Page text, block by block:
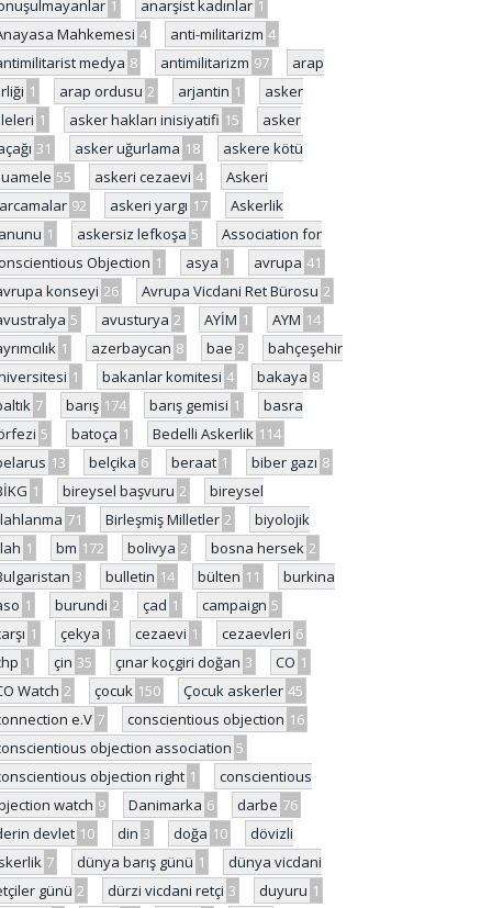
1 anarşist kadınlar 1
Mahkemesi 4 anti-militarizm 4
medya 8 antimilitarizm 97
arap
1 arap ordusu 2 arjantin 1
asker
1 asker hakları inisiyatifi 15
asker
31 asker uğurlama 18
askere kötü
55 askeri cezaevi 4
Askeri
92 askeri yargı 17
Askerlik
1 askersiz lefkoşa 5
Association for
Objection 1 asya 1 avrupa 41
konseyi 26 Avrupa Vicdani Ret Bürosu 2
5 avusturya 2 AYİM 1 AYM 14
1 azerbaycan 8 bae 2
bahçeşehir
1 bakanlar komitesi 4 bakaya 8
7 barış 174 barış gemisi 1
basra
5 batoça 1 Bedelli Askerlik 114
13 belçika 6 beraat 1 biber gazı 8
1 bireysel başvuru 2
bireysel
71 Birleşmiş Milletler 2
biyolojik
1 bm 172 bolivya 2 bosna hersek 2
3 bulletin 14 bülten 11
burkina
1 burundi 2 çad 1 campaign 5
1 çekya 1 cezaevi 1 cezaevleri 6
1 çin 35 çınar koçgiri doğan 3 CO 1
Watch 2 çocuk 150 Çocuk askerler 45
e.V 7 conscientious objection 16
objection association 5
objection right 1
conscientious
watch 9 Danimarka 6 darbe 76
devlet 10 din 3 doğa 10
dövizli
7 dünya barış günü 1
dünya vicdani
günü 2 dürzi vicdani retçi 3 duyuru 1